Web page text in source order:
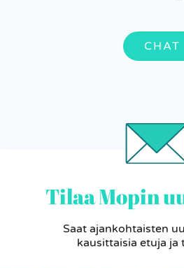
CHAT
Tilaa Mopin
Saat ajankohtaisten
kausittaisia etuja ja